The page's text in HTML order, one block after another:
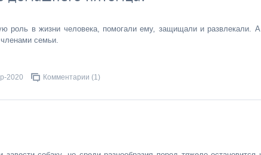
роль в жизни человека, помогали ему, защищали и развлекали.
семьи.
2020 Комментарии (1)